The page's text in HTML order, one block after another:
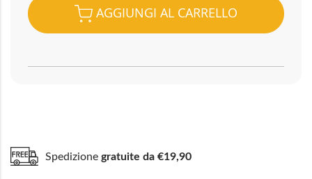
AGGIUNGI AL CARRELLO
Spedizione gratuite da €19,90